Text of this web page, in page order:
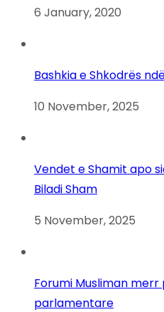
6 January, 2020
Bashkia e Shkodrës
10 November, 2025
Vendet e Shamit apo
Biladi Sham
5 November, 2025
Forumi Musliman
parlamentare